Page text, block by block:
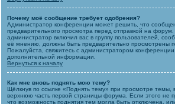
Почему моё сообщение требует одобрения?
Администратор конференции может решить, что
предварительного просмотра перед отправкой на
администратор включил вас в группу пользователей,
её мнению, должны быть предварительно просмотрены
Пожалуйста, свяжитесь с администратором
дополнительной информации.
Вернуться к началу
Как мне вновь поднять мою тему?
Щёлкнув по ссылке «Поднять тему» при просмотре темы,
верхнюю часть первой страницы форума. Если этого не
что возможность поднятия тем могла быть отключена,